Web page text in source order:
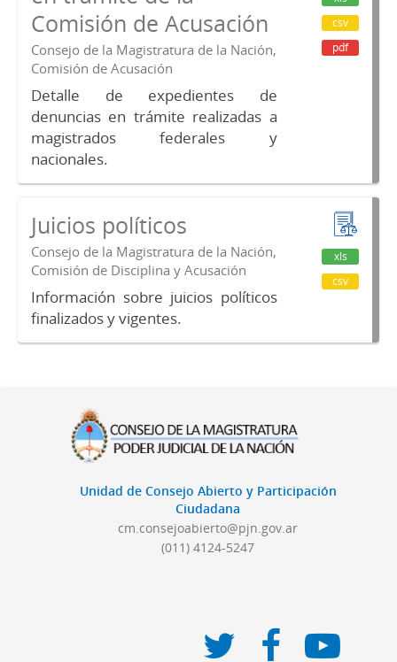
Comisión de Acusación
Consejo de la Magistratura de la Nación,
Comisión de Acusación
Detalle de expedientes de
denuncias en trámite realizadas a
magistrados federales y
nacionales.
csv
pdf
Juicios políticos
Consejo de la Magistratura de la Nación,
Comisión de Disciplina y Acusación
Información sobre juicios políticos
finalizados y vigentes.
xls
csv
Unidad de Consejo Abierto y Participación
Ciudadana
cm.consejoabierto@pjn.gov.ar
(011) 4124-5247